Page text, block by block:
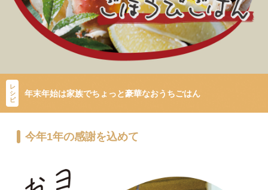
レ
シ
ピ
年末年始は家族でちょっと豪華なおうちごはん
今年1年の感謝を込めて